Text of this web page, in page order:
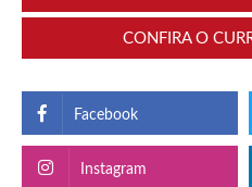
CONFIRA O
Facebook
Instagram